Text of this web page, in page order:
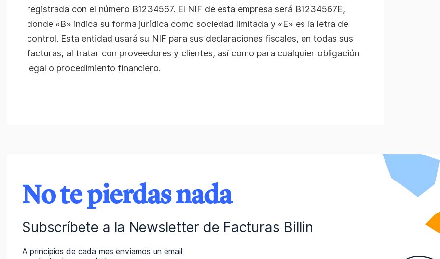
registrada con el número B1234567. El NIF de esta empresa será B1234567E,
donde «B» indica su forma jurídica como sociedad limitada y «E» es la letra de
control. Esta entidad usará su NIF para sus declaraciones fiscales, en todas sus
facturas, al tratar con proveedores y clientes, así como para cualquier obligación
legal o procedimiento financiero.
No te pierdas nada
Subscríbete a la Newsletter de Facturas Billin
A principios de cada mes enviamos un email